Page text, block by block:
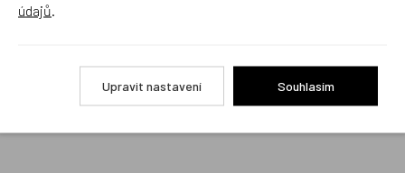
Objednávky obsahující jen skladové položky
expedujeme i v den objednávky, ostatní dle dodací
údajů
Upravit nastavení Souhlasím